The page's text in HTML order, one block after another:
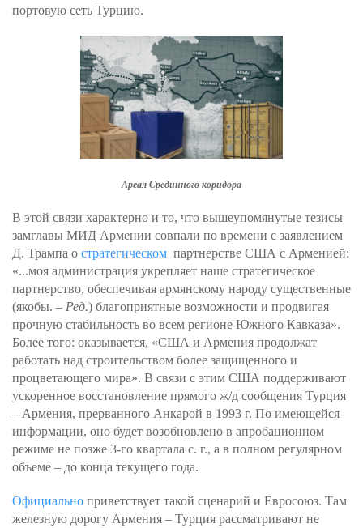
портовую сеть Турцию.
Ареал Срединного коридора
В этой связи характерно и то, что вышеупомянутые тезисы
замглавы МИД Армении совпали по времени с заявлением
Д. Трампа о стратегическом партнерстве США с Арменией:
«...моя администрация укрепляет наше стратегическое
партнерство, обеспечивая армянскому народу существенные
(якобы. – Ред.) благоприятные возможности и продвигая
прочную стабильность во всем регионе Южного Кавказа».
Более того: оказывается, «США и Армения продолжат
работать над строительством более защищенного и
процветающего мира». В связи с этим США поддерживают
ускоренное восстановление прямого ж/д сообщения Турция
– Армения, прерванного Анкарой в 1993 г. По имеющейся
информации, оно будет возобновлено в апробационном
режиме не позже 3-го квартала с. г., а в полном регулярном
объеме – до конца текущего года.
Официально приветствует такой сценарий и Евросоюз. Там
железную дорогу Армения – Турция рассматривают не